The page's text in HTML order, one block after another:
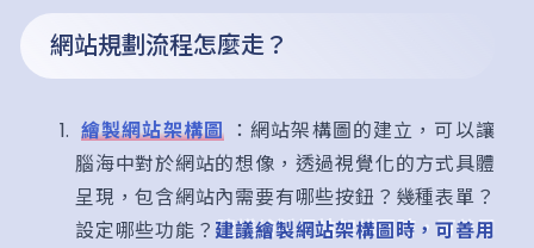
網站規劃流程怎麼走？
繪製網站架構圖 ：網站架構圖的建立，可以讓
腦海中對於網站的想像，透過視覺化的方式具體
呈現，包含網站內需要有哪些按鈕？幾種表單？
設定哪些功能？ 建議繪製網站架構圖時，可善用